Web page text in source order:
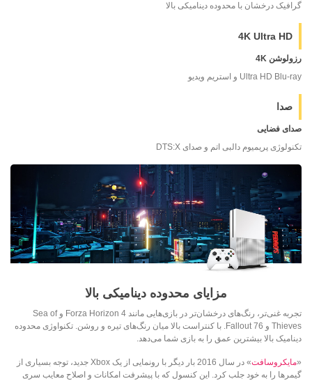
گرافیک درخشان با محدوده دینامیکی بالا
4K Ultra HD
رزولوشن 4K
Ultra HD Blu-ray و استریم ویدیو
صدا
صدای فضایی
تکنولوژی پریمیوم دالبی اتم و صدای DTS:X
مزایای محدوده دینامیکی بالا
تجربه غنی‌تر، رنگ‌های درخشان‌تر در بازی‌هایی مانند Forza Horizon 4 و
Sea of
Thieves و Fallout 76. با کنتراست بالا میان رنگ‌های تیره و روشن. تکنواوژی محدوده
دینامیک بالا بیشترین عمق را به بازی شما می‌دهد.
«مایکروسافت
» در سال 2016 بار دیگر با رونمایی از یک Xbox جدید، توجه بسیاری از
گیمرها را به خود جلب کرد. این کنسول که با پیشرفت امکانات و اصلاح معایب سری